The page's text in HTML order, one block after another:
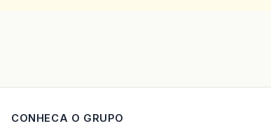
CONHECA O GRUPO